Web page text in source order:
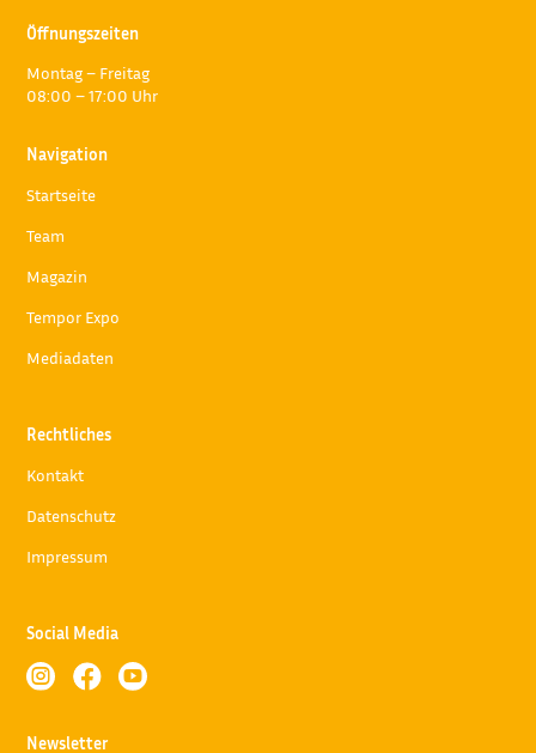
Öffnungszeiten
Montag – Freitag
08:00 – 17:00 Uhr
Navigation
Startseite
Team
Magazin
Tempor Expo
Mediadaten
Rechtliches
Kontakt
Datenschutz
Impressum
Social Media
  
Newsletter